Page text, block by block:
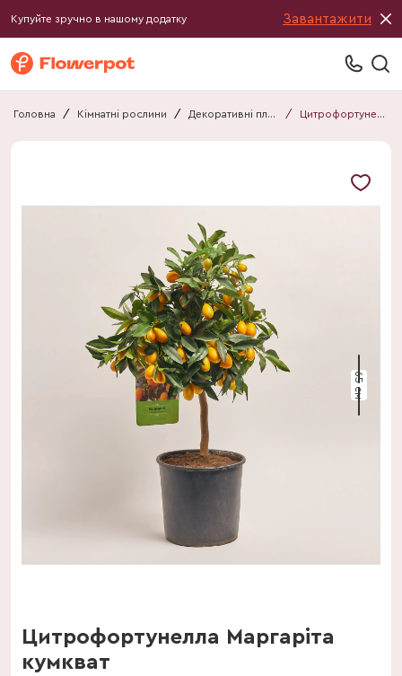
Купуйте зручно в нашому додатку Завантажити
Головна / Кімнатні рослини / Декоративні плоди / Цитрофортунелла Маргаріта кумкват
65 см
Цитрофортунелла Маргаріта
кумкват